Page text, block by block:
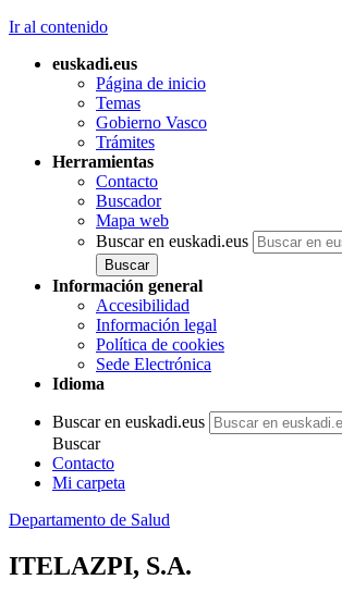
Ir al contenido
euskadi.eus
Página de inicio
Temas
Gobierno Vasco
Trámites
Herramientas
Contacto
Buscador
Mapa web
Buscar en euskadi.eus
Información general
Accesibilidad
Información legal
Política de cookies
Sede Electrónica
Idioma
Buscar en euskadi.eus
Buscar
Contacto
Mi carpeta
Departamento de Salud
ITELAZPI, S.A.